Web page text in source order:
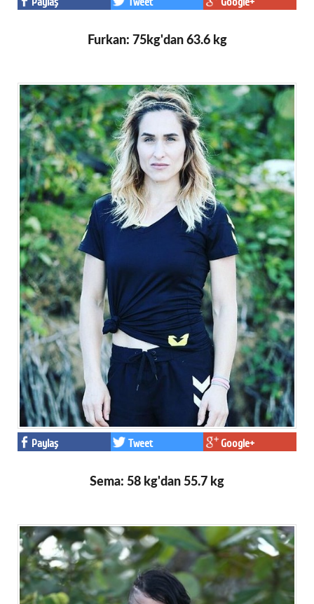
Furkan: 75kg'dan 63.6 kg
Paylaş Tweet Google+
Sema: 58 kg'dan 55.7 kg